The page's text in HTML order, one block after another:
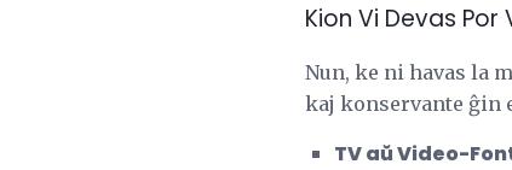
Kion Vi Devas
Nun, ke ni havas la
kaj konservante ĝin
TV aŭ Video-